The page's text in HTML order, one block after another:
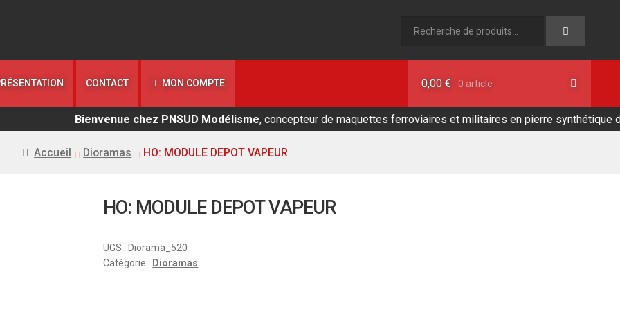
pour :
CONTACT MON COMPTE 0,00€ 0 article
Bienvenue chez PNSUD Modélisme, concepteur de maquettes ferroviaires et militaires en pierre synthétique de
Accueil Dioramas HO: MODULE DEPOT VAPEUR
HO: MODULE DEPOT VAPEUR
UGS : Diorama_520
Catégorie : Dioramas